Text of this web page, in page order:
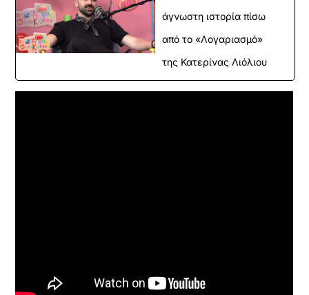
άγνωστη ιστορία πίσω
από το «Λογαριασμό»
της Κατερίνας Λιόλιου